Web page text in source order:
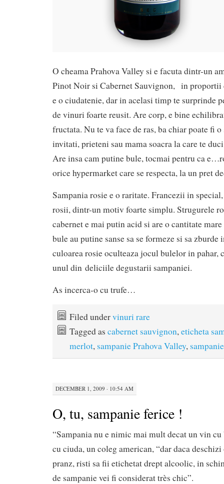
O cheama Prahova Valley si e facuta dintr-un
Pinot Noir si Cabernet Sauvignon, in proportii
e o ciudatenie, dar in acelasi timp te surprinde
de vinuri foarte reusit. Are corp, e bine
fructata. Nu te va face de ras, ba chiar poate fi
invitati, prieteni sau mama soacra la care te
Are insa cam putine bule, tocmai pentru ca
orice hypermarket care se respecta, la un pret
Sampania rosie e o raritate. Francezii in
rosii, dintr-un motiv foarte simplu. Strugurele
cabernet e mai putin acid si are o cantitate
bule au putine sanse sa se formeze si sa zburde
culoarea rosie oculteaza jocul bulelor in pahar,
unul din deliciile degustarii sampaniei.
As incerca-o cu trufe…
Filed undervinuri rare
Tagged as cabernet sauvignon,eticheta
merlot, sampanie Prahova Valley,
DECEMBER 1, 2009 · 10:54 AM
O, tu, sampanie ferice !
“Sampania nu e nimic mai mult decat un vin
cu ciuda, un coleg american, “dar daca
pranz, risti sa fii etichetat drept alcoolic, in
de sampanie vei fi considerat très chic”.